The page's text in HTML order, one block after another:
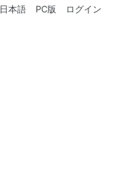
日本語 PC版 ログイン